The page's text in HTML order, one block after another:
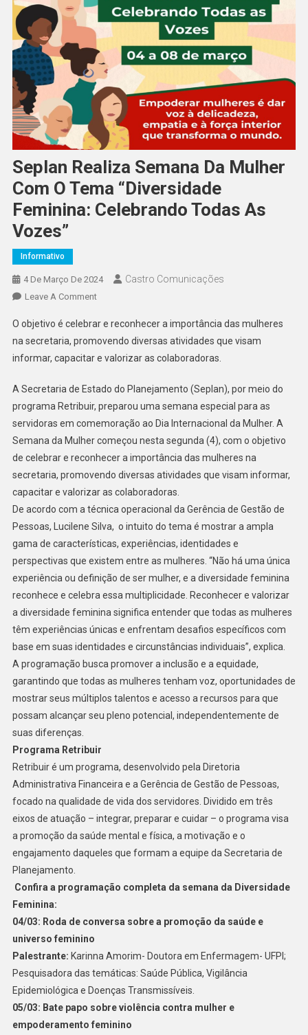
Seplan Realiza Semana Da Mulher
Com O Tema “Diversidade
Feminina: Celebrando Todas As
Vozes”
Informativo
4 De Março De 2024 Castro Comunicações
Leave A Comment
O objetivo é celebrar e reconhecer a importância das mulheres
na secretaria, promovendo diversas atividades que visam
informar, capacitar e valorizar as colaboradoras.
A Secretaria de Estado do Planejamento (Seplan), por meio do
programa Retribuir, preparou uma semana especial para as
servidoras em comemoração ao Dia Internacional da Mulher. A
Semana da Mulher começou nesta segunda (4), com o objetivo
de celebrar e reconhecer a importância das mulheres na
secretaria, promovendo diversas atividades que visam informar,
capacitar e valorizar as colaboradoras.
De acordo com a técnica operacional da Gerência de Gestão de
Pessoas, Lucilene Silva, o intuito do tema é mostrar a ampla
gama de características, experiências, identidades e
perspectivas que existem entre as mulheres. “Não há uma única
experiência ou definição de ser mulher, e a diversidade feminina
reconhece e celebra essa multiplicidade. Reconhecer e valorizar
a diversidade feminina significa entender que todas as mulheres
têm experiências únicas e enfrentam desafios específicos com
base em suas identidades e circunstâncias individuais”, explica.
A programação busca promover a inclusão e a equidade,
garantindo que todas as mulheres tenham voz, oportunidades de
mostrar seus múltiplos talentos e acesso a recursos para que
possam alcançar seu pleno potencial, independentemente de
suas diferenças.
Programa Retribuir
Retribuir é um programa, desenvolvido pela Diretoria
Administrativa Financeira e a Gerência de Gestão de Pessoas,
focado na qualidade de vida dos servidores. Dividido em três
eixos de atuação – integrar, preparar e cuidar – o programa visa
a promoção da saúde mental e física, a motivação e o
engajamento daqueles que formam a equipe da Secretaria de
Planejamento.
Confira a programação completa da semana da Diversidade
Feminina:
04/03: Roda de conversa sobre a promoção da saúde e
universo feminino
Palestrante: Karinna Amorim- Doutora em Enfermagem- UFPI;
Pesquisadora das temáticas: Saúde Pública, Vigilância
Epidemiológica e Doenças Transmissíveis.
05/03: Bate papo sobre violência contra mulher e
empoderamento feminino